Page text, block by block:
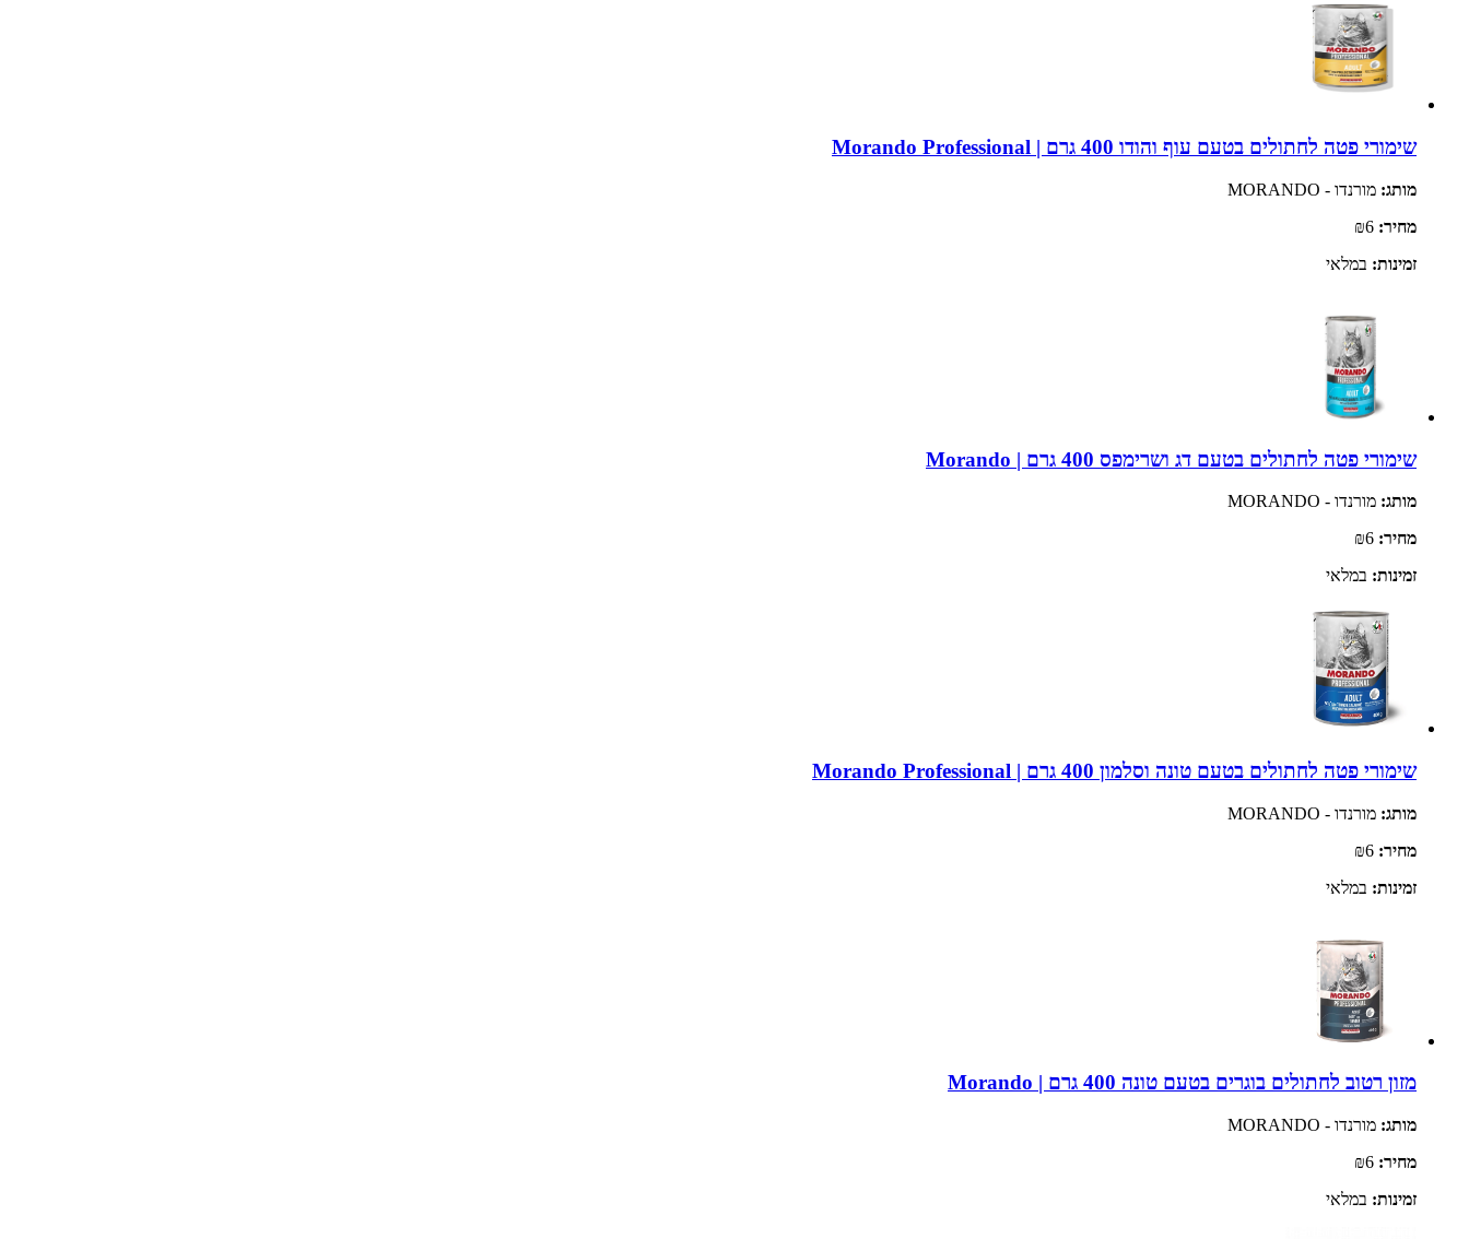
שימורי פטה לחתולים בטעם עוף והודו 400 גרם | Morando Professional
מותג: מורנדו - MORANDO
מחיר:
זמינות: במלאי
שימורי פטה לחתולים בטעם דג ושרימפס 400 גרם | Morando
מותג: מורנדו - MORANDO
מחיר:
זמינות: במלאי
שימורי פטה לחתולים בטעם טונה וסלמון 400 גרם | Morando Professional
מותג: מורנדו - MORANDO
מחיר:
זמינות: במלאי
מזון רטוב לחתולים בוגרים בטעם טונה 400 גרם | Morando
מותג: מורנדו - MORANDO
מחיר:
זמינות: במלאי